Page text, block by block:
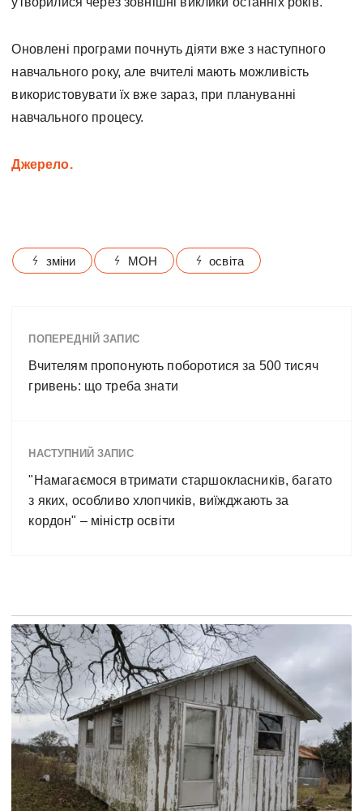
Оновлені програми почнуть діяти вже з наступного
навчального року, але вчителі мають можливість
використовувати їх вже зараз, при плануванні
навчального процесу.
Джерело.
зміни МОН освіта
ПОПЕРЕДНІЙ ЗАПИС
Вчителям пропонують поборотися за 500 тисяч
гривень: що треба знати
НАСТУПНИЙ ЗАПИС
"Намагаємося втримати старшокласників, багато
з яких, особливо хлопчиків, виїжджають за
кордон" – міністр освіти